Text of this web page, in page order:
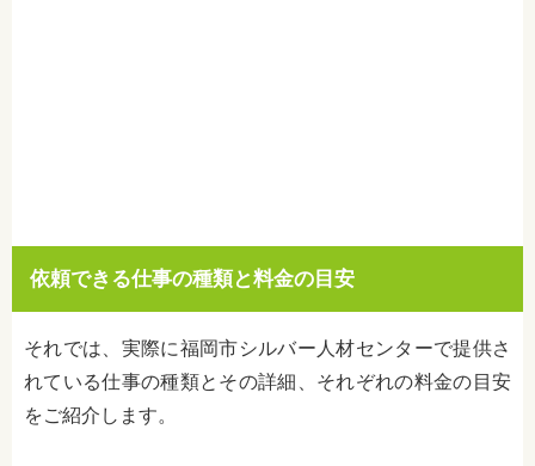
依頼できる仕事の種類と料金の目安
それでは、実際に福岡市シルバー人材センターで提供さ
れている仕事の種類とその詳細、それぞれの料金の目安
をご紹介します。